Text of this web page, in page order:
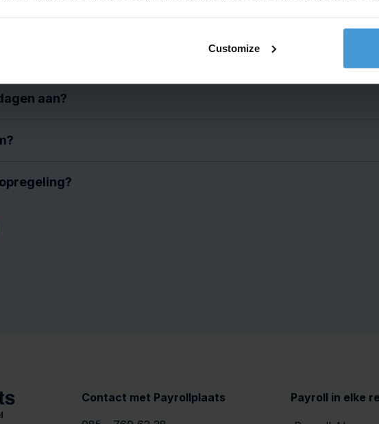
Customize
berekend?
op een zwangerschapsuitkering?
aan?
Contact met Payrollplaats
Payroll in elke